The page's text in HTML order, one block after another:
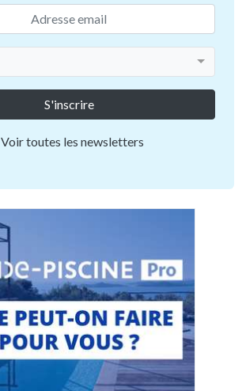
Voir toutes les newsletters